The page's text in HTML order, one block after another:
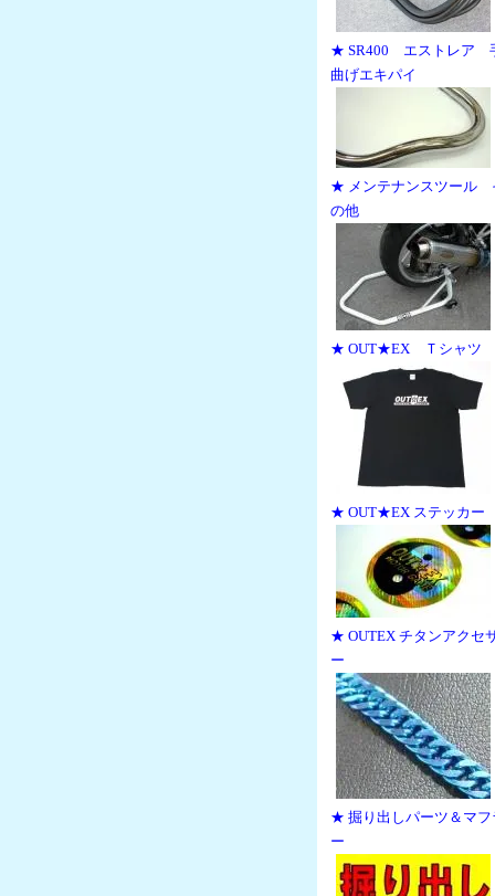
★ SR400 エストレア
曲げエキパイ
★ メンテナンスツール
の他
★ OUT★EX Ｔシャツ
★ OUT★EX ステッカー
★ OUTEX チタンアクセ
ー
★ 掘り出しパーツ＆マフ
ー